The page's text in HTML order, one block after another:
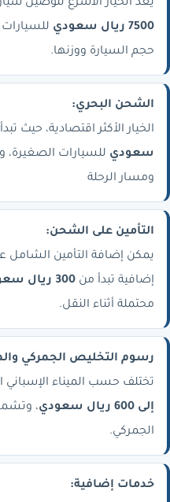
يُعد الخيار الأسرع لتوصيل
7500 ريال سعودي
حجم السيارة ووزنها.
الشحن البحري:
الخيار الأكثر اقتصادية، حيث
سعودي للسيارات
ومسار الرحلة
التأمين على الشحن:
يمكن إضافة التأمين الشامل
إضافية تبدأ من 300 ريال سعودي
محتملة أثناء النقل.
رسوم التخليص الجمركي
تختلف حسب الميناء الإسباني
إلى 600 ريال سعودي
،
الجمركي.
خدمات إضافية: